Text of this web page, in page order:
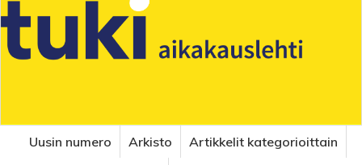
Uusin numero Arkisto
Artikkelit kategorioittain